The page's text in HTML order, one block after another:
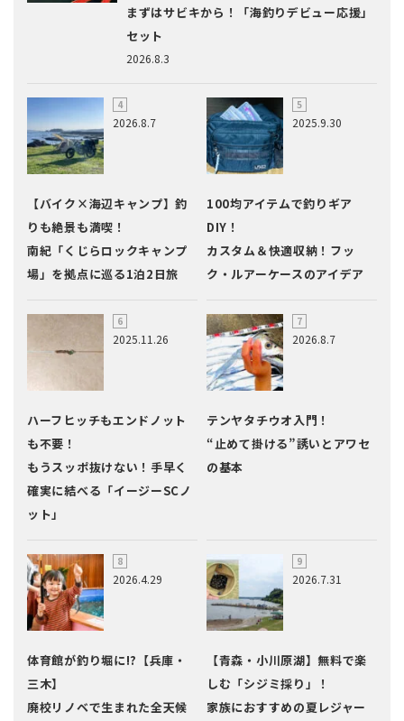
2026.8.3
まずはサビキから！「海釣りデビュー応援」
セット
2026.8.7
【バイク×海辺キャンプ】釣
りも絶景も満喫！
南紀「くじらロックキャンプ
場」を拠点に巡る1泊2日旅
2025.9.30
100均アイテムで釣りギア
DIY！
カスタム＆快適収納！フッ
ク・ルアーケースのアイデア
2025.11.26
ハーフヒッチもエンドノット
も不要！
もうスッポ抜けない！手早く
確実に結べる「イージーSCノ
ット」
2026.8.7
テンヤタチウオ入門！
“止めて掛ける”誘いとアワセ
の基本
2026.4.29
体育館が釣り堀に!?【兵庫・
三木】
廃校リノベで生まれた全天候
2026.7.31
【青森・小川原湖】無料で楽
しむ「シジミ採り」！
家族におすすめの夏レジャー